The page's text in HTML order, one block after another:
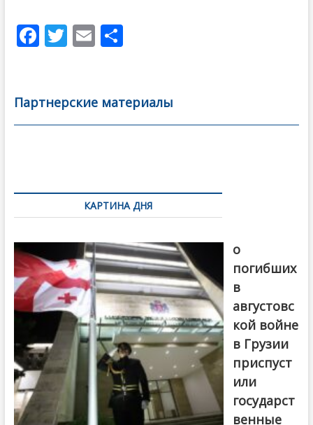
F
b
o
T
er
E
l
О
а
в
Партнерские материалы
по
записямКАРТИНА ДНЯ
о
погибших
в
августовс
кой войне
в Грузии
приспуст
или
государст
венные